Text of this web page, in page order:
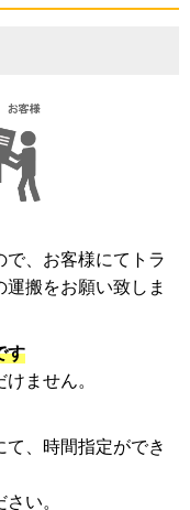
で、お客様にてトラ
搬をお願い致しま
す
ません。
、時間指定ができ
い。